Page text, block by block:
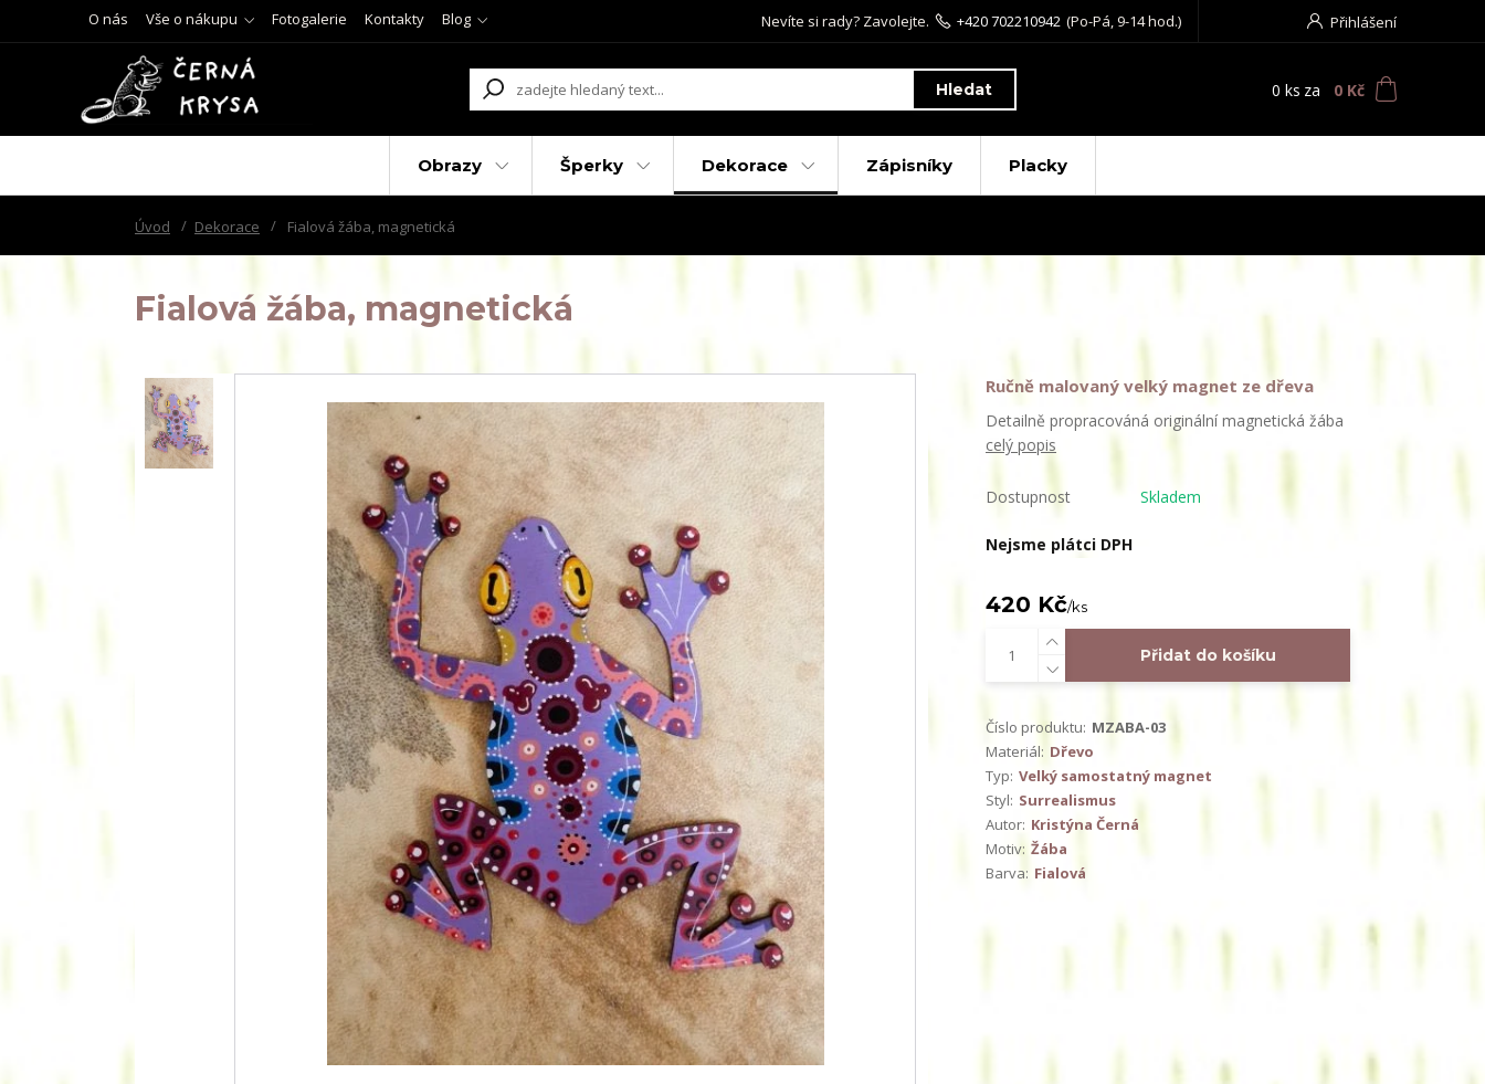
O nás Vše o nákupu Fotogalerie Kontakty Blog Přihlášení
Hledat
Nevíte si rady? Zavolejte. +420 702210942 (Po-Pá, 9-14 hod.)
0 ks za 0 Kč
Obrazy Šperky Dekorace Zápisníky Placky
Úvod Dekorace Fialová žába, magnetická
Fialová žába, magnetická
Ručně malovaný velký magnet ze dřeva
Detailně propracováná originální magnetická žába
celý popis
Dostupnost Skladem
Nejsme plátci DPH
420 Kč/ks
Přidat do košíku
Číslo produktu: MZABA-03
Materiál: Dřevo
Typ: Velký samostatný magnet
Styl: Surrealismus
Autor: Kristýna Černá
Motiv: Žába
Barva: Fialová